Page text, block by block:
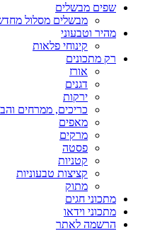
שפים מבשלים
מבשלים מסלול
מהיר וטבעוני
קינוחי פלאות
רק מתכונים
אורז
דגנים
ירקות
כריכים, ממרחים
מאפים
מרקים
פסטה
קטניות
קציצות טבעוניות
מתוק
מתכוני חגים
מתכוני וידאו
הרשמה לאתר